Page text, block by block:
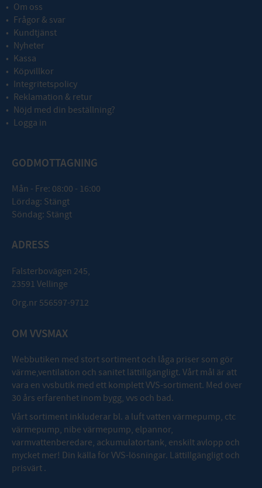
Om oss
Frågor & svar
Kundtjänst
Nyheter
Kassa
Köpvillkor
Integritetspolicy
Reklamation & retur
Nöjd med din beställning?
Logga in
GODMOTTAGNING
Mån - Fre: 08:00 - 16:00
Lördag: Stängt
Söndag: Stängt
ADRESS
Falsterbovägen 245,
23591 Vellinge
Org.nr 556597-9712
OM VVSMAX
Webbutiken med stort sortiment och låga priser som gör
värme,ventilation och sanitet lättillgängligt. Vårt mål är att
vara en vvsbutik med ett komplett VVS-sortiment. Med över
30 års erfarenhet inom bygg, vvs och bad.
Vårt sortiment inkluderar bl. a luft vatten värmepump, ctc
värmepump, nibe värmepump, elpannor,
varmvattenberedare, ackumulatortank, enskilt avlopp och
mycket mer! Din källa för VVS-lösningar. Lättillgängligt och
prisvärt .